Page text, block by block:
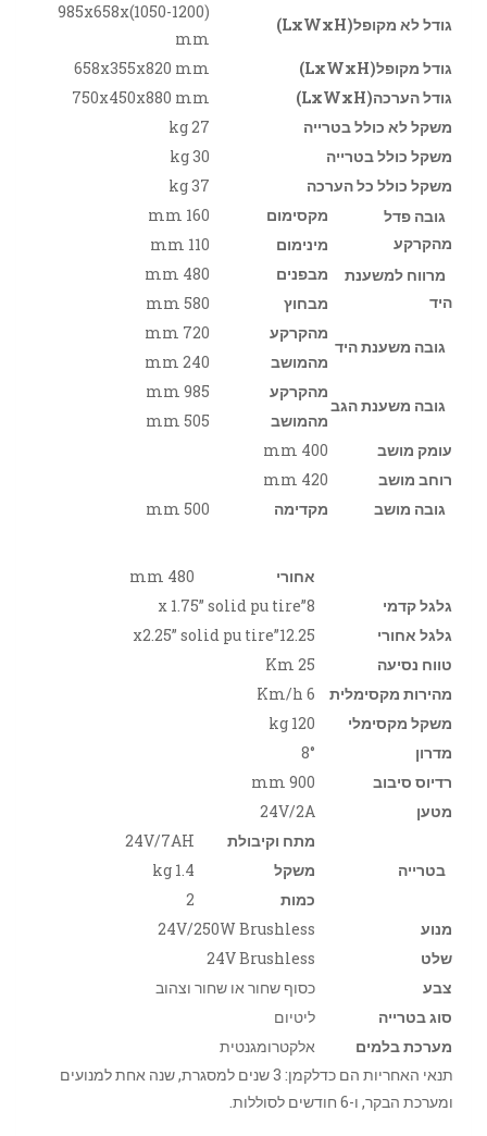
גודל לא מקופל(LxWxH)
985x658x(1050-1200)
mm
גודל מקופל(LxWxH)
658x355x820 mm
גודל הערכה(LxWxH)
750x450x880 mm
משקל לא כולל בטרייה
27 kg
משקל כולל בטרייה
30 kg
משקל כולל כל הערכה
37 kg
גובה פדל
מהקרקע
מקסימום
160 mm
מינימום
110 mm
מרווח למשענת
היד
מבפנים
480 mm
מבחוץ
580 mm
גובה משענת היד
מהקרקע
720 mm
מהמושב
240 mm
גובה משענת הגב
מהקרקע
985 mm
מהמושב
505 mm
עומק מושב
400 mm
רוחב מושב
420 mm
גובה מושב
מקדימה 500 mm
אחורי
480 mm
גלגל קדמי
8”x 1.75” solid pu tire
גלגל אחורי
12.25”x2.25” solid pu tire
טווח נסיעה
25 Km
מהירות מקסימלית
6 Km/h
משקל מקסימלי
120 kg
מדרון
8°
רדיוס סיבוב
900 mm
מטען
24V/2A
בטרייה
מתח וקיבולת
24V/7AH
משקל
1.4 kg
כמות
2
מנוע
24V/250W Brushless
שלט
24V Brushless
צבע
כסוף שחור או שחור וצהוב
סוג בטרייה
ליטיום
מערכת בלמים
אלקטרומגנטית
תנאי האחריות הם כדלקמן: 3 שנים למסגרת, שנה אחת למנועים
ומערכת הבקר, ו-6 חודשים לסוללות.